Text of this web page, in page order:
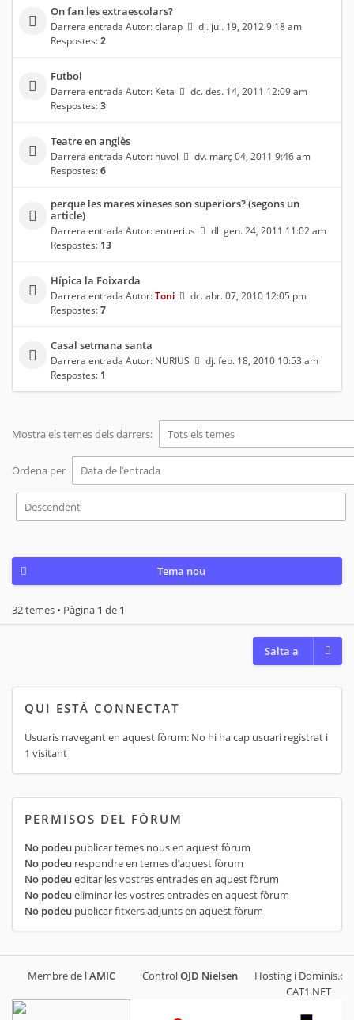
On fan les extraescolars?
Darrera entrada Autor:clarap
dj. jul. 19, 2012 9:18 am
Respostes:2
Futbol
Darrera entrada Autor: Keta
dc. des. 14, 2011 12:09 am
Respostes:3
Teatre en anglès
Darrera entrada Autor: núvol
dv. març 04, 2011 9:46 am
Respostes:6
perque les mares xineses son superiors? (segons un
article)
Darrera entrada Autor:entrerius
dl. gen. 24, 2011 11:02 am
Respostes: 13
Hípica la Foixarda
Darrera entrada Autor:Toni
dc. abr. 07, 2010 12:05 pm
Respostes:7
Casal setmana santa
Darrera entrada Autor: NURIUS
dj. feb. 18, 2010 10:53 am
Respostes: 1
Mostra els temes dels darrers:
Ordena per
Tema nou
32 temes • Pàgina 1 de 1
Salta a
QUI ESTÀ CONNECTAT
Usuaris navegant en aquest fòrum: No hi ha cap usuari registrat i
1 visitant
PERMISOS DEL FÒRUM
No podeu publicar temes nous en aquest fòrum
No podeu respondre en temes d’aquest fòrum
No podeueditar les vostres entrades en aquest fòrum
No podeueliminar les vostres entrades en aquest fòrum
No podeu publicar fitxers adjunts en aquest fòrum
Membre de l'AMIC ControlOJD Nielsen
Hosting i
CAT1.NET